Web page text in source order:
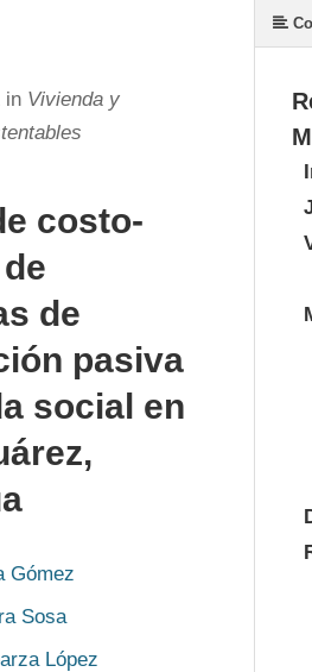
in Vivienda y
costo-
de
pasiva
social en
Gómez
Sosa
López